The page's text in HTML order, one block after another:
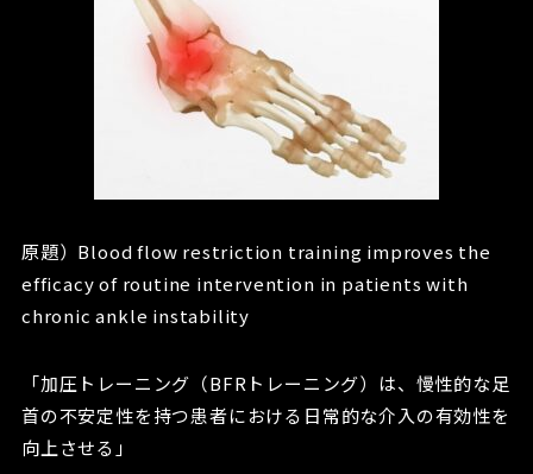
原題）Blood flow restriction training improves the
efficacy of routine intervention in patients with
chronic ankle instability
「加圧トレーニング（BFRトレーニング）は、慢性的な足
首の不安定性を持つ患者における日常的な介入の有効性を
向上させる」